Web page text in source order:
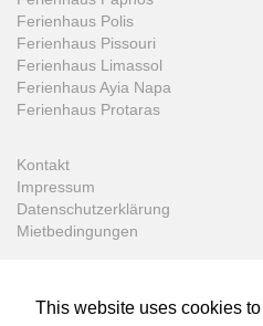
This website uses cookies
Ferienhaus Polis
Ferienhaus Pissouri
Ferienhaus Limassol
Ferienhaus Ayia Napa
Ferienhaus Protaras
Kontakt
Impressum
Datenschutzerklärung
Mietbedingungen